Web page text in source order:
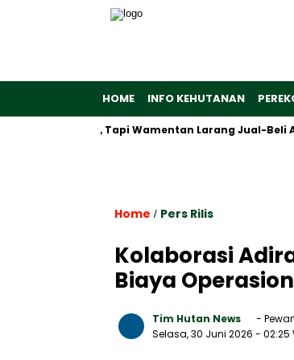
HOME INFO KEHUTANAN
Alsintan, Tapi Wamentan Larang Jual-Beli Alat
Home / Pers Rilis
Kolaborasi
Biaya
Tim Hutan News
-
Selasa, 30 Juni 2026 - 02:25